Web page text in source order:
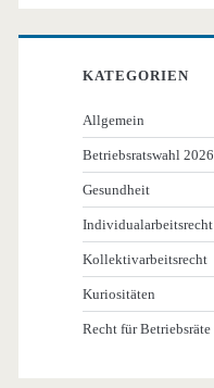
KATEGORIEN
Allgemein
Betriebsratswahl 2026
Gesundheit
Individualarbeitsrecht
Kollektivarbeitsrecht
Kuriositäten
Recht für Betriebsräte